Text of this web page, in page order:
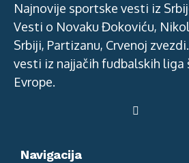
Najnovije sportske vesti iz
Vesti o Novaku Đokoviću,
Srbiji, Partizanu, Crvenoj
vesti iz najjačih fudbalskih liga
Evrope.
Navigacija